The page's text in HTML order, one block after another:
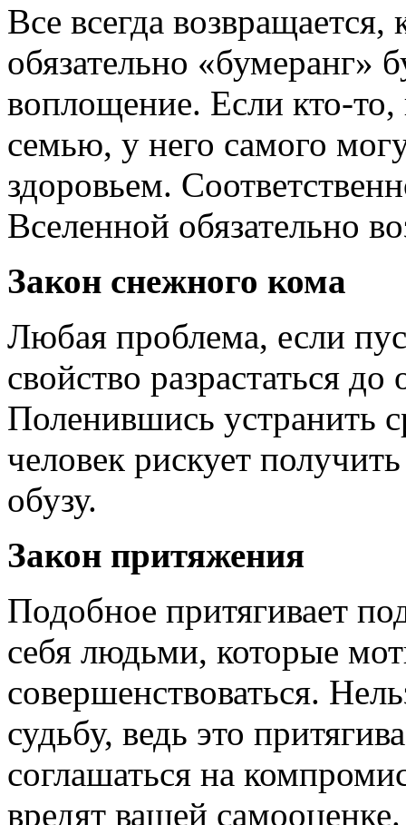
Все всегда
обязательно «бумеранг»
воплощение. Если кто-
семью, у него самого
здоровьем.
Вселенной обязательно
Закон снежного кома
Любая проблема, если
свойство разрастаться
Поленившись устранить
человек рискует
обузу.
Закон притяжения
Подобное притягивает
себя людьми, которые
совершенствоваться.
судьбу, ведь это
соглашаться на
вредят вашей самооценке.